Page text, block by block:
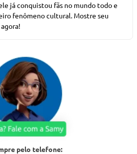
já conquistou fãs no mundo todo e
fenômeno cultural. Mostre seu
pelo telefone: